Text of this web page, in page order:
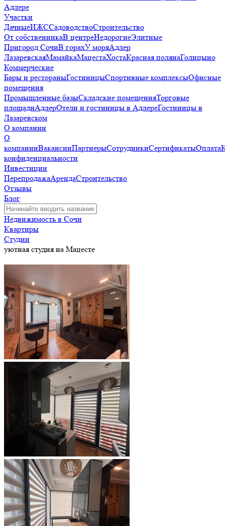
Адлере
Участки
ДачныеИЖССадоводствоСтроительство
От собственникаВ центреНедорогиеЭлитные
Пригород СочиВ горахУ моряАдлер
ЛазаревскаяМамайкаМацестаХостаКрасная полянаГолицыно
Коммерческие
Бары и рестораныГостиницыСпортивные комплексыОфисные
помещения
Промышленные базыСкладские помещенияТорговые
площадиАдлерОтели и гостиницы в АдлереГостиницы в
Лазаревском
О компании
О
компанииВакансииПартнерыСотрудникиСертификатыОплата
конфиденциальности
Инвестиции
ПерепродажаАрендаСтроительство
Отзывы
Блог
Недвижимость в Сочи
Квартиры
Студии
уютная студия на Мацесте